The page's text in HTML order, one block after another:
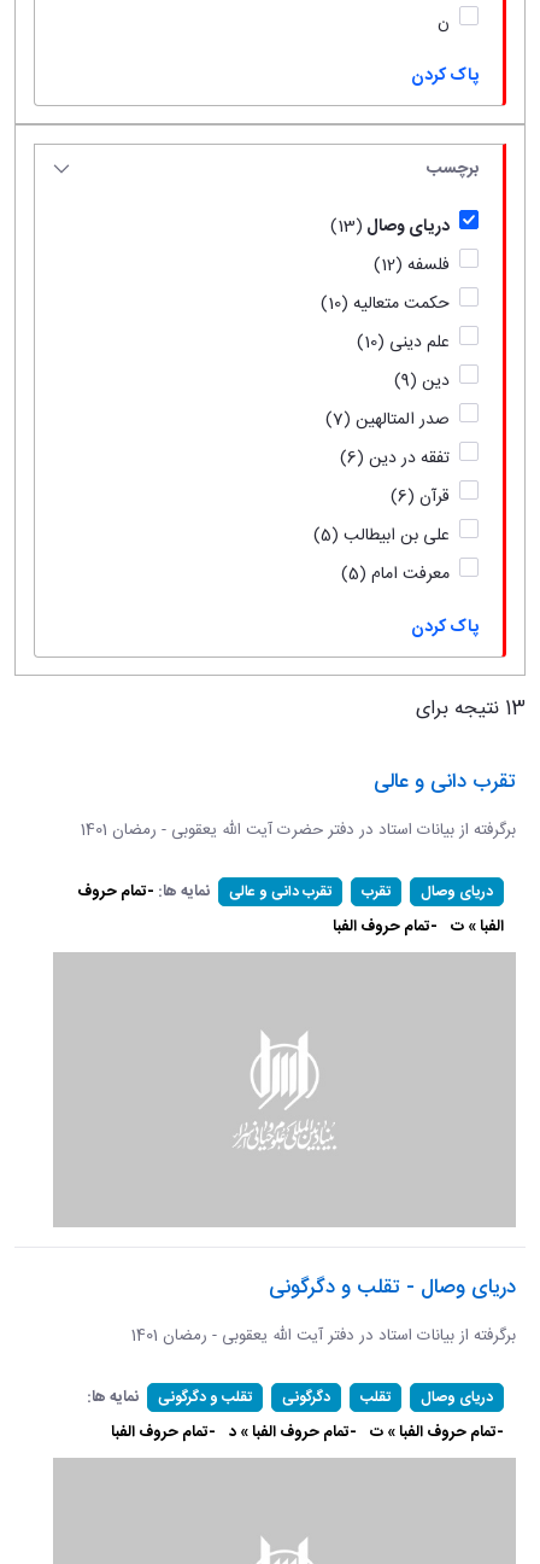
ن
پاک کردن
برچسب
دریای وصال (13)
فلسفه (12)
حکمت متعالیه (10)
علم دینی (10)
دین (9)
صدر المتالهین (7)
تفقه در دین (6)
قرآن (6)
علی بن ابیطالب (5)
معرفت امام (5)
پاک کردن
13 نتیجه برای
تقرب دانی و عالی
برگرفته از بیانات استاد در دفتر حضرت آیت الله یعقوبی - رمضان 1401
دریای وصال تقرب تقرب دانی و عالی نمایه ها: -تمام حروف
الفبا » ت -تمام حروف الفبا
دریای وصال - تقلب و دگرگونی
برگرفته از بیانات استاد در دفتر آیت الله یعقوبی - رمضان 1401
دریای وصال تقلب دگرگونی تقلب و دگرگونی
نمایه ها:
-تمام حروف الفبا » ت -تمام حروف الفبا » د -تمام حروف الفبا